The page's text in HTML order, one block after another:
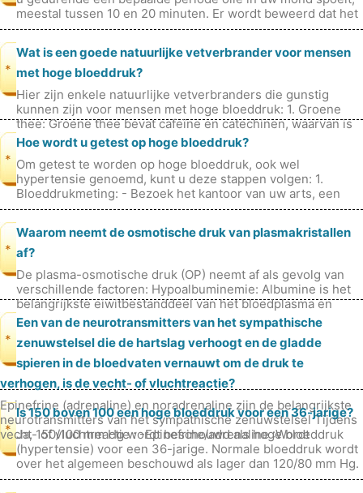
meestal tussen 10 en 20 minuten. Er wordt beweerd dat het
een aantal gezo
*
Wat is een goede natuurlijke vetverbrander voor mensen
met hoge bloeddruk?
Hier zijn enkele natuurlijke vetverbranders die gunstig
kunnen zijn voor mensen met hoge bloeddruk: 1. Groene
thee: Groene thee bevat cafeïne en catechinen, waarvan is
aangetoond dat ze de
*
Hoe wordt u getest op hoge bloeddruk?
Om getest te worden op hoge bloeddruk, ook wel
hypertensie genoemd, kunt u deze stappen volgen: 1.
Bloeddrukmeting: - Bezoek het kantoor van uw arts, een
gezondheidscentrum of een gemeensc
*
Waarom neemt de osmotische druk van plasmakristallen
af?
De plasma-osmotische druk (OP) neemt af als gevolg van
verschillende factoren: Hypoalbuminemie: Albumine is het
belangrijkste eiwitbestanddeel van het bloedplasma en
draagt ​​aanzienlijk bi
*
Een van de neurotransmitters van het sympathische
zenuwstelsel die de hartslag verhoogt en de gladde
spieren in de bloedvaten vernauwt om de druk te
verhogen, is de vecht- of vluchtreactie?
Epinefrine (adrenaline) en noradrenaline zijn de belangrijkste
neurotransmitters van het sympathische zenuwstelsel Tijdens
vecht- of vluchtreactie : -Epinefrine/adrenaline :Wordt
voorname
*
Is 150 boven 100 een hoge bloeddruk voor een 36-jarige?
Ja, 150/100 mm Hg wordt beschouwd als hoge bloeddruk
(hypertensie) voor een 36-jarige. Normale bloeddruk wordt
over het algemeen beschouwd als lager dan 120/80 mm Hg.
Bloeddrukwaarden tussen